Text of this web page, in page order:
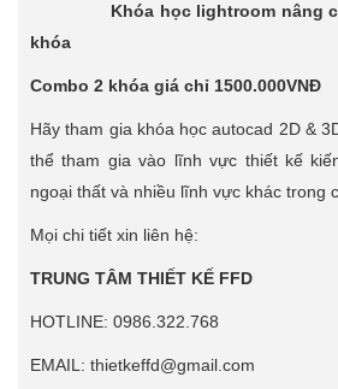
Khóa học lightroom nâng
khóa
Combo 2 khóa giá chỉ 1500.000VNĐ
Hãy tham gia khóa học autocad 2D &
thể tham gia vào lĩnh vực thiết kế
ngoại thất và nhiều lĩnh vực khác trong
Mọi chi tiết xin liên hệ:
TRUNG TÂM THIẾT KẾ FFD
HOTLINE: 0986.322.768
EMAIL: thietkeffd@gmail.com